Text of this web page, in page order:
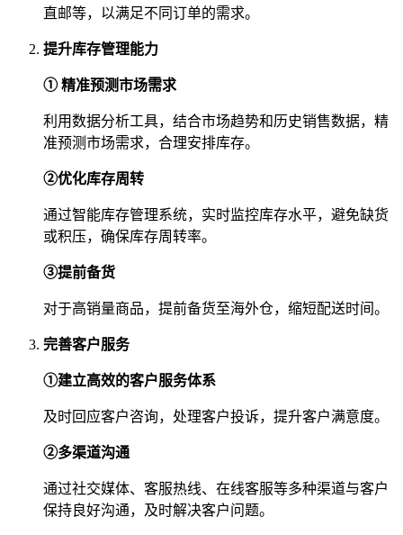
直邮等，以满足不同订单的需求。
提升库存管理能力
① 精准预测市场需求
利用数据分析工具，结合市场趋势和历史销售数据，精
准预测市场需求，合理安排库存。
②优化库存周转
通过智能库存管理系统，实时监控库存水平，避免缺货
或积压，确保库存周转率。
③提前备货
对于高销量商品，提前备货至海外仓，缩短配送时间。
完善客户服务
①建立高效的客户服务体系
及时回应客户咨询，处理客户投诉，提升客户满意度。
②多渠道沟通
通过社交媒体、客服热线、在线客服等多种渠道与客户
保持良好沟通，及时解决客户问题。